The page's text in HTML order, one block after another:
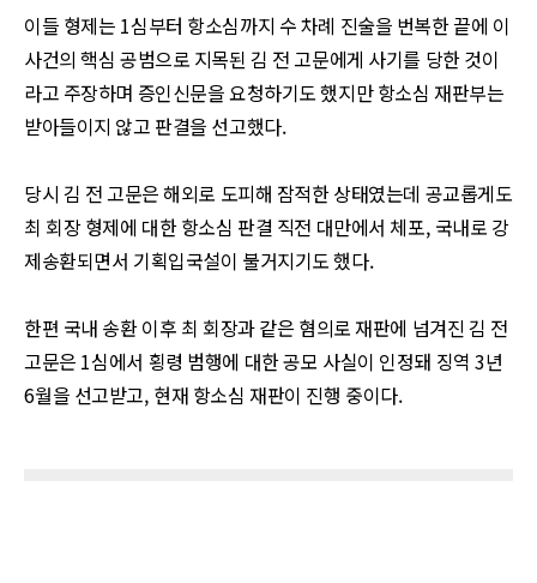
이들 형제는 1심부터 항소심까지 수 차례 진술을 번복한 끝에 이
사건의 핵심 공범으로 지목된 김 전 고문에게 사기를 당한 것이
라고 주장하며 증인신문을 요청하기도 했지만 항소심 재판부는
받아들이지 않고 판결을 선고했다.
당시 김 전 고문은 해외로 도피해 잠적한 상태였는데 공교롭게도
최 회장 형제에 대한 항소심 판결 직전 대만에서 체포, 국내로 강
제송환되면서 기획입국설이 불거지기도 했다.
한편 국내 송환 이후 최 회장과 같은 혐의로 재판에 넘겨진 김 전
고문은 1심에서 횡령 범행에 대한 공모 사실이 인정돼 징역3년
6월을 선고받고, 현재 항소심 재판이 진행 중이다.